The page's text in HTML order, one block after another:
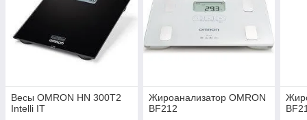
Весы OMRON HN 300T2
Intelli IT
Жироанализатор OMRON
BF212